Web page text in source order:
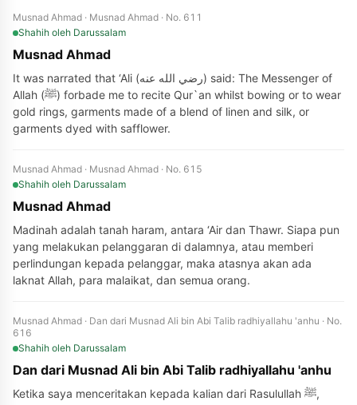
Musnad Ahmad · Musnad Ahmad · No. 611
Shahih oleh Darussalam
Musnad Ahmad
It was narrated that ‘Ali (رضي الله عنه) said: The Messenger of
Allah (ﷺ) forbade me to recite Qur`an whilst bowing or to wear
gold rings, garments made of a blend of linen and silk, or
garments dyed with safflower.
Musnad Ahmad · Musnad Ahmad · No. 615
Shahih oleh Darussalam
Musnad Ahmad
Madinah adalah tanah haram, antara ‘Air dan Thawr. Siapa pun
yang melakukan pelanggaran di dalamnya, atau memberi
perlindungan kepada pelanggar, maka atasnya akan ada
laknat Allah, para malaikat, dan semua orang.
Musnad Ahmad · Dan dari Musnad Ali bin Abi Talib radhiyallahu 'anhu · No.
616
Shahih oleh Darussalam
Dan dari Musnad Ali bin Abi Talib radhiyallahu 'anhu
Ketika saya menceritakan kepada kalian dari Rasulullah ﷺ,